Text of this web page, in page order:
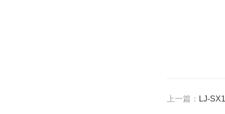
上一篇： LJ-